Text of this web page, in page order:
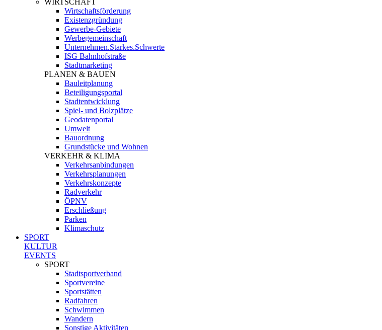
WIRTSCHAFT
Wirtschaftsförderung
Existenzgründung
Gewerbe-Gebiete
Werbegemeinschaft
Unternehmen.Starkes.Schwerte
ISG Bahnhofstraße
Stadtmarketing
PLANEN & BAUEN
Bauleitplanung
Beteiligungsportal
Stadtentwicklung
Spiel- und Bolzplätze
Geodatenportal
Umwelt
Bauordnung
Grundstücke und Wohnen
VERKEHR & KLIMA
Verkehrsanbindungen
Verkehrsplanungen
Verkehrskonzepte
Radverkehr
ÖPNV
Erschließung
Parken
Klimaschutz
SPORT
KULTUR
EVENTS
SPORT
Stadtsportverband
Sportvereine
Sportstätten
Radfahren
Schwimmen
Wandern
Sonstige Aktivitäten